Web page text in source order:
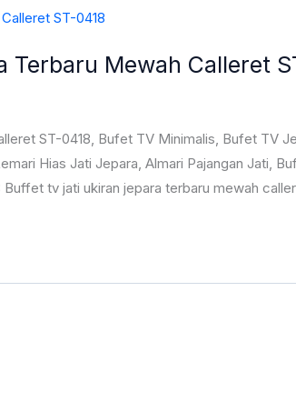
Terbaru Mewah Calleret
ST-0418, Bufet TV Minimalis, Bufet TV
Hias Jati Jepara, Almari Pajangan Jati,
tv jati ukiran jepara terbaru mewah